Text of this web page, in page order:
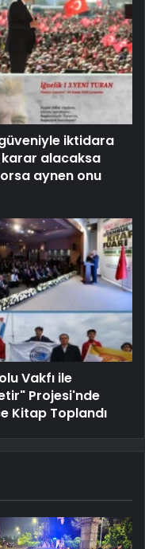
güveniyle iktidara
karar alacaksa
aynen onu
Vakfı ile
Projesi'nde
Kitap Toplandı